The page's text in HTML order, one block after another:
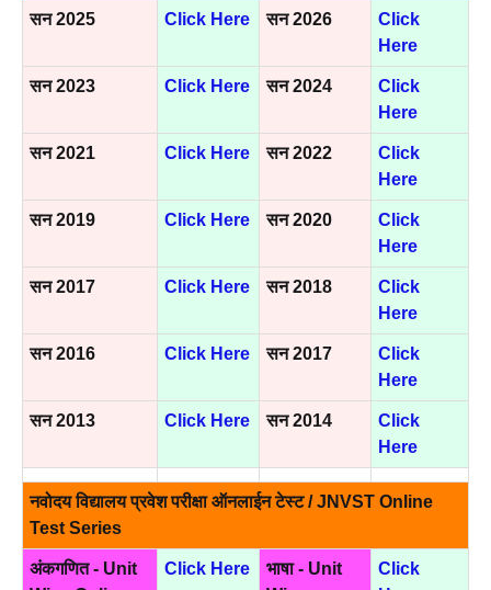
सन 2025 Click Here सन 2026
Click
Here
सन 2023 Click Here सन 2024
Click
Here
सन 2021 Click Here सन 2022
Click
Here
सन 2019 Click Here सन 2020
Click
Here
सन 2017 Click Here सन 2018
Click
Here
सन 2016 Click Here सन 2017
Click
Here
सन 2013 Click Here सन 2014
Click
Here
नवोदय विद्यालय प्रवेश परीक्षा ऑनलाईन टेस्ट / JNVST Online
Test Series
अंकगणित - Unit
Click Here
भाषा - Unit
Click